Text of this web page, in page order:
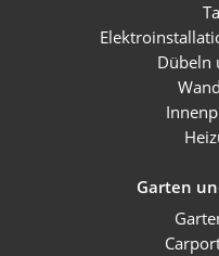
Dübeln
Garten